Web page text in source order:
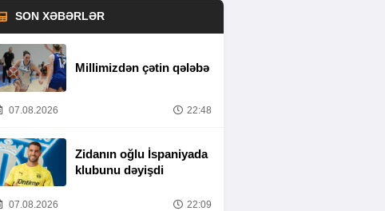
SON XƏBƏRLƏR
Millimizdən çətin qələbə
07.08.2026 22:48
Zidanın oğlu İspaniyada
klubunu dəyişdi
07.08.2026 22:09